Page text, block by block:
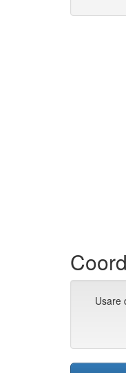
Usare